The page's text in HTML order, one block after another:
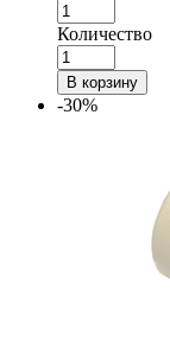
Количество
В корзину
-30%